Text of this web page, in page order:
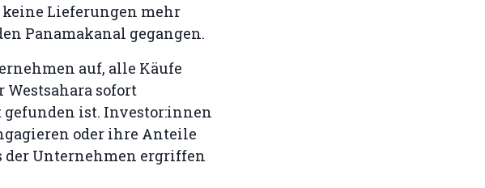
keine Lieferungen mehr
Panamakanal gegangen.
auf, alle Käufe
sofort
ist. Investor:innen
oder ihre Anteile
der Unternehmen ergriffen